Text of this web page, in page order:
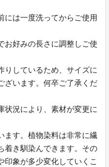
は一度洗ってからご使用
好みの長さに調整しご使
しているため、サイズに
ざいます。何卒ご了承くだ
況により、素材が変更に
す。植物染料は非常に繊
着き馴染んできます。その
印象が多少変化していくこ